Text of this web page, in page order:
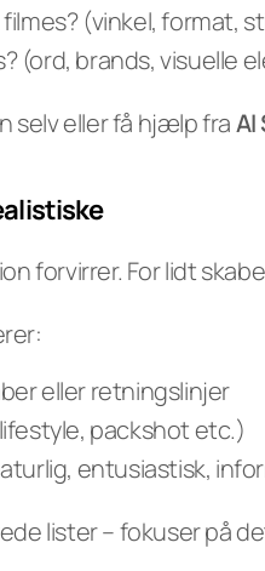
(vinkel, format,
(ord, brands, visuelle
selv eller få hjælp fra AI
forvirrer. For lidt
eller retningslinjer
packshot etc.)
entusiastisk,
lister – fokuser på